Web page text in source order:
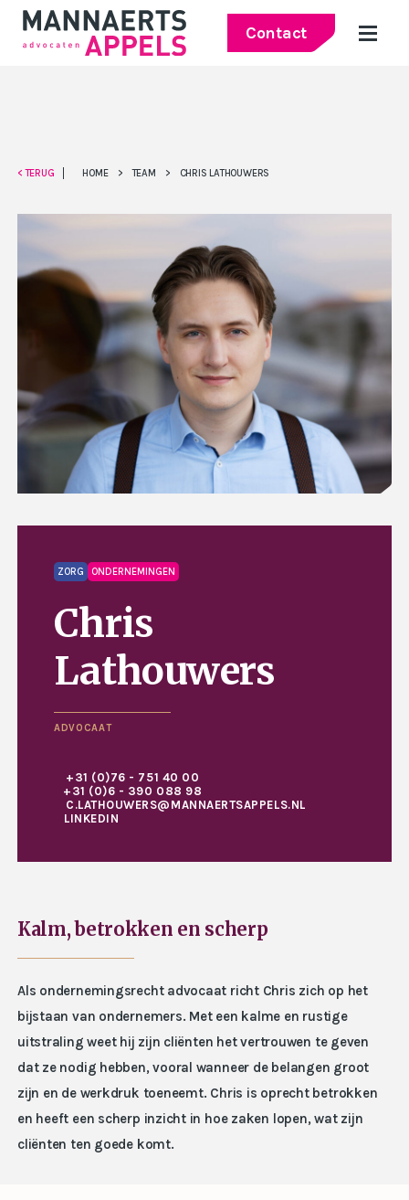
Contact
< TERUG HOME > TEAM > CHRIS LATHOUWERS
ZORG ONDERNEMINGEN
Chris
Lathouwers
ADVOCAAT
+31 (0)76 - 751 40 00
+31 (0)6 - 390 088 98
C.LATHOUWERS@MANNAERTSAPPELS.NL
LINKEDIN
Kalm, betrokken en scherp
Als ondernemingsrecht advocaat richt Chris zich op het
bijstaan van ondernemers. Met een kalme en rustige
uitstraling weet hij zijn cliënten het vertrouwen te geven
dat ze nodig hebben, vooral wanneer de belangen groot
zijn en de werkdruk toeneemt. Chris is oprecht betrokken
en heeft een scherp inzicht in hoe zaken lopen, wat zijn
cliënten ten goede komt.